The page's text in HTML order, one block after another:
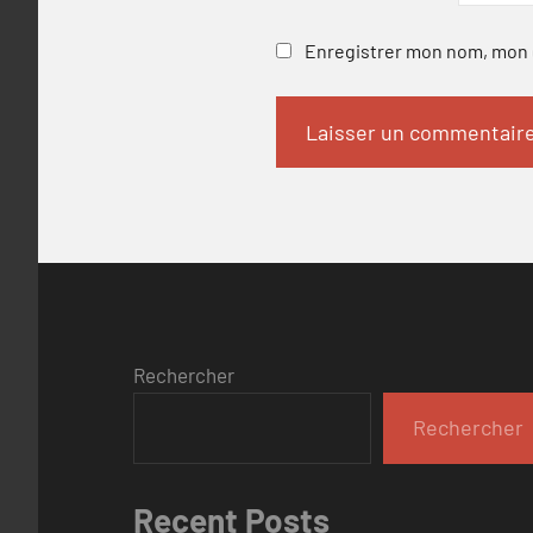
Enregistrer mon nom,
Rechercher
Rechercher
Recent Posts